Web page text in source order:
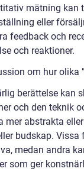
mätning kan
eller
feedback och
och reaktioner.
om hur olika
berättelse kan
och den teknik
mer abstrakta
budskap.
medan andra
som ger